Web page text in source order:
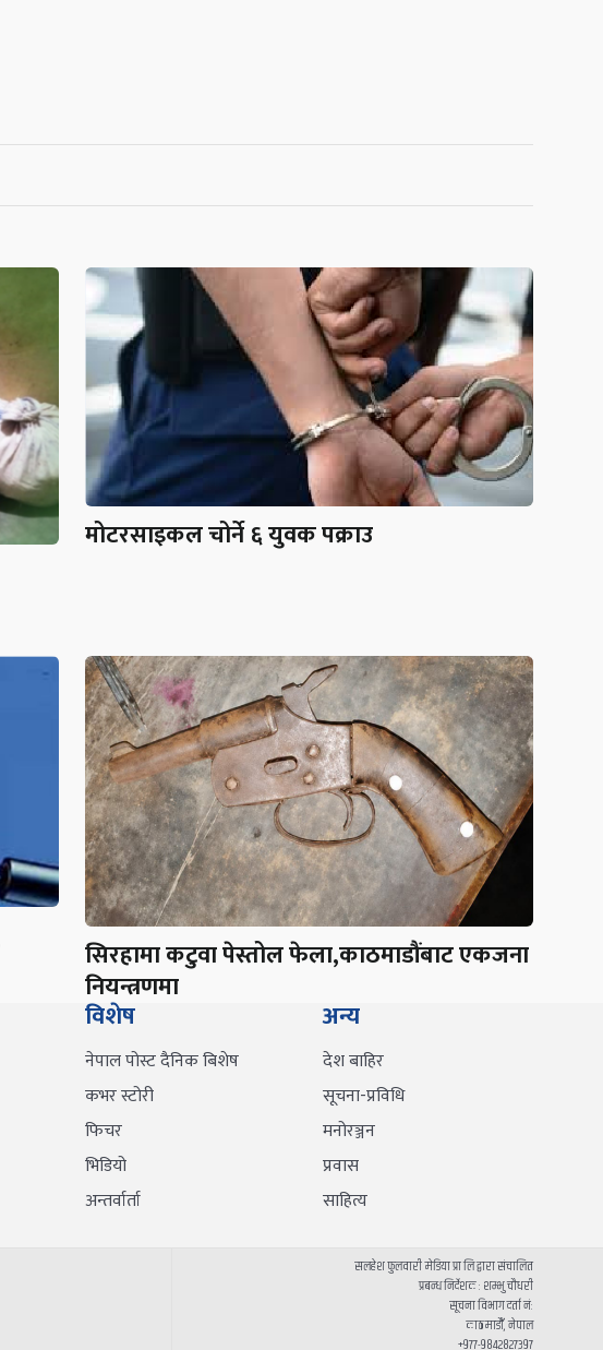
मोटरसाइकल चोर्ने ६ युवक पक्राउ
सिरहामा कटुवा पेस्तोल फेला,काठमाडौंबाट एकजना
नियन्त्रणमा
विशेष
नेपाल पोस्ट दैनिक बिशेष
कभर स्टोरी
फिचर
भिडियो
अन्तर्वार्ता
अन्य
देश बाहिर
सूचना-प्रविधि
मनोरञ्जन
प्रवास
साहित्य
सलहेश फुलवारी मेडिया प्रा लि द्वारा संचालित
प्रबन्ध निर्देशक : शम्भु चौधरी
सूचना विभाग दर्ता नं:
काठमाडौँ, नेपाल
+९७७-९८४२८२७३९७